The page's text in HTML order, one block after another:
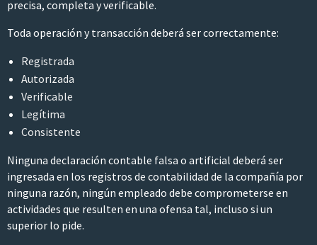
precisa, completa y verificable.
Toda operación y transacción deberá ser correctamente:
Registrada
Autorizada
Verificable
Legítima
Consistente
Ninguna declaración contable falsa o artificial deberá ser
ingresada en los registros de contabilidad de la compañía por
ninguna razón, ningún empleado debe comprometerse en
actividades que resulten en una ofensa tal, incluso si un
superior lo pide.